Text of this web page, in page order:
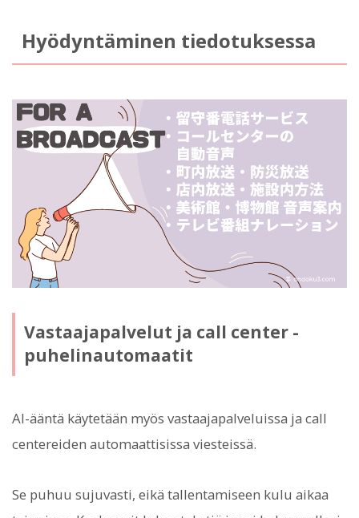
Hyödyntäminen tiedotuksessa
Vastaajapalvelut ja call center -
puhelinautomaatit
AI-ääntä käytetään myös vastaajapalveluissa ja call
centereiden automaattisissa viesteissä.
Se puhuu sujuvasti, eikä tallentamiseen kulu aikaa